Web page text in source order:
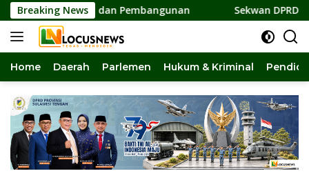
Langsung
ke
konten
Breaking News
dan Pembangunan Sekwan DPRD Sulteng Jadi
Home Daerah Parlemen Hukum & Kriminal